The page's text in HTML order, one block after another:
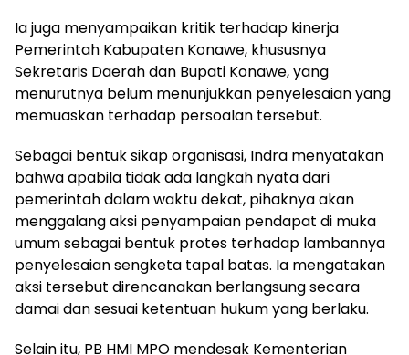
Ia juga menyampaikan kritik terhadap kinerja
Pemerintah Kabupaten Konawe, khususnya
Sekretaris Daerah dan Bupati Konawe, yang
menurutnya belum menunjukkan penyelesaian yang
memuaskan terhadap persoalan tersebut.
Sebagai bentuk sikap organisasi, Indra menyatakan
bahwa apabila tidak ada langkah nyata dari
pemerintah dalam waktu dekat, pihaknya akan
menggalang aksi penyampaian pendapat di muka
umum sebagai bentuk protes terhadap lambannya
penyelesaian sengketa tapal batas. Ia mengatakan
aksi tersebut direncanakan berlangsung secara
damai dan sesuai ketentuan hukum yang berlaku.
Selain itu, PB HMI MPO mendesak Kementerian